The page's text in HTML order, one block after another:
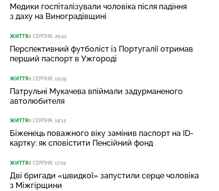
Медики госпіталізували чоловіка після падіння
з даху на Виноградівщині
ЖИТТЯ8 СЕРПНЯ, 20:42
Перспективний футболіст із Португалії отримав
перший паспорт в Ужгороді
ЖИТТЯ8 СЕРПНЯ, 19:29
Патрульні Мукачева впіймали задурманеного
автолюбителя
ЖИТТЯ8 СЕРПНЯ, 18:15
Біженець поважного віку замінив паспорт на ID-
картку: як сповістити Пенсійний фонд
ЖИТТЯ8 СЕРПНЯ, 17:02
Дві бригади «швидкої» запустили серце чоловіка
з Міжгірщини